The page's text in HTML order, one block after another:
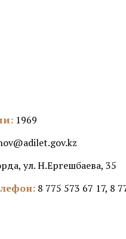
1969
ул. Н.Ергешбаева, 35
8 775 573 67 17, 8